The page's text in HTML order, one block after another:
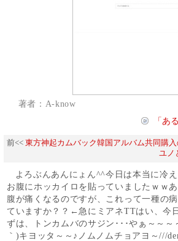
著者：A-know
「あ
前<< 東方神起カムバック韓国アルバム共同購
ユノ
よろぶんあんにょん^^今日は本当に冷
お腹にホッカイロを貼っていましたｗｗ
腹が痛くなるのですが、これって一種の
ていますか？？←急にミアネTTはい、今
ずは、トンカムバのサジン･･･やぁ～～
｀)キヨッタ～～♪ノムノムチョアヨ～///